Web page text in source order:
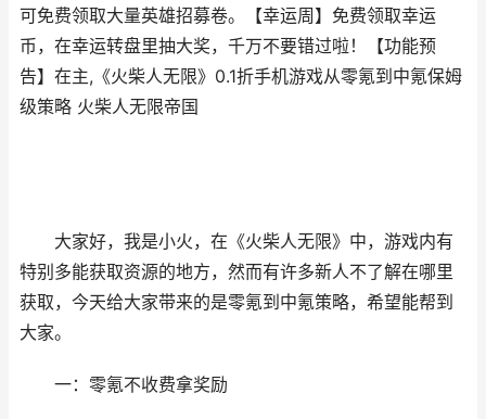
可免费领取大量英雄招募卷。【幸运周】免费领取幸运
币，在幸运转盘里抽大奖，千万不要错过啦！【功能预
告】在主,《火柴人无限》0.1折手机游戏从零氪到中氪保姆
级策略 火柴人无限帝国
大家好，我是小火，在《火柴人无限》中，游戏内有
特别多能获取资源的地方，然而有许多新人不了解在哪里
获取，今天给大家带来的是零氪到中氪策略，希望能帮到
大家。
一：零氪不收费拿奖励